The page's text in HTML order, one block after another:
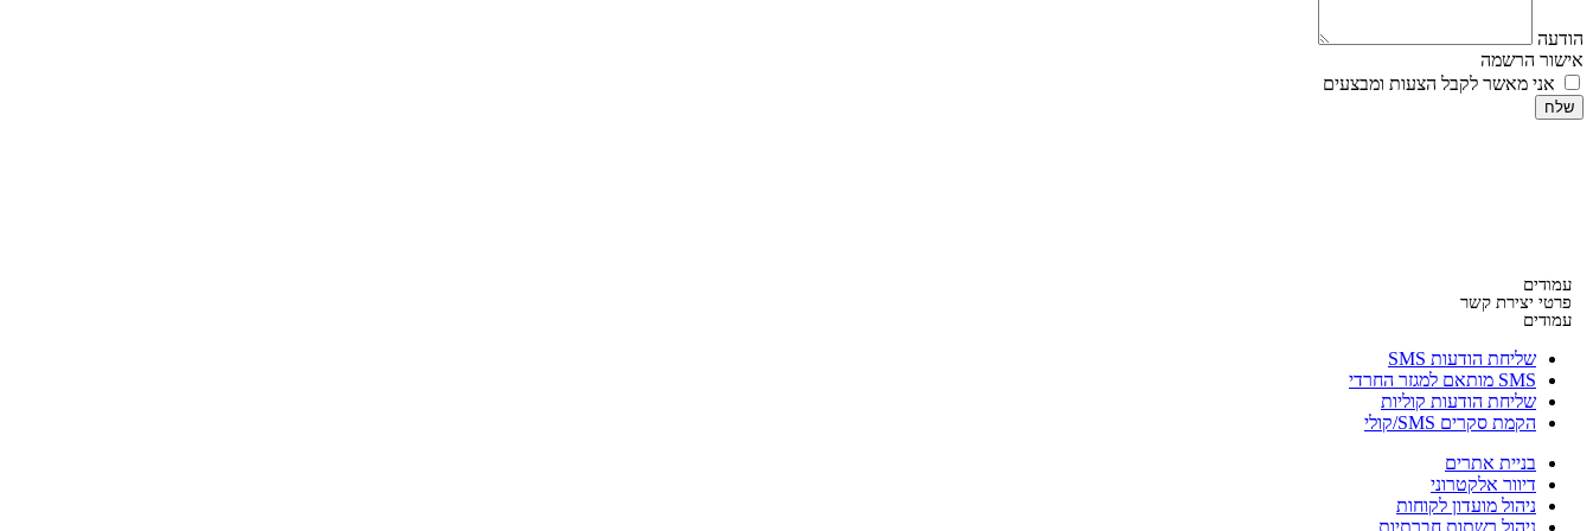
הודעה
אישור הרשמה
אני מאשר לקבל הצעות ומבצעים
שלח
עמודים
פרטי יצירת קשר
עמודים
שליחת הודעות SMS
SMS מותאם למגזר החרדי
שליחת הודעות קוליות
הקמת סקרים SMS/קולי
בניית אתרים
דיוור אלקטרוני
ניהול מועדון לקוחות